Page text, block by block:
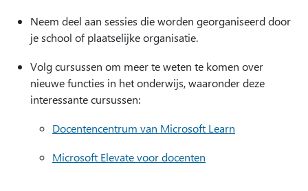
Neem deel aan sessies die worden georganiseerd door
je school of plaatselijke organisatie.
Volg cursussen om meer te weten te komen over
nieuwe functies in het onderwijs, waaronder deze
interessante cursussen:
Docentencentrum van Microsoft Learn
Microsoft Elevate voor docenten